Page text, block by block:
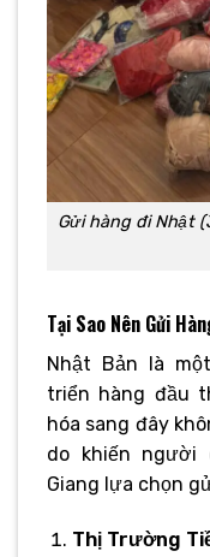
Gửi hàng đi Nhật
Tại Sao Nên Gửi
Nhật Bản là
triển hàng đầu
hóa sang đây
do khiến người
Giang lựa chọn
Thị Trường